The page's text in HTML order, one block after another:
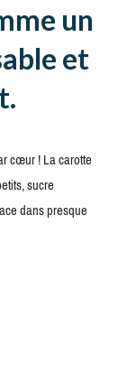
un
et
cœur ! La carotte
sucre
dans presque